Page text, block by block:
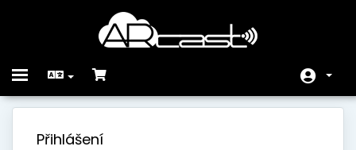
Toggle
Přihlášení